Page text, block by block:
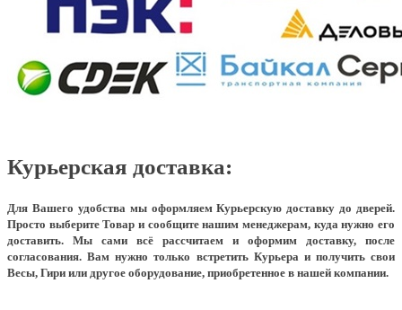
Курьерская доставка:
Для Вашего удобства мы оформляем Курьерскую доставку до дверей.
Просто выберите Товар и сообщите нашим менеджерам, куда нужно его
доставить. Мы сами всё рассчитаем и оформим доставку, после
согласования. Вам нужно только встретить Курьера и получить свои
Весы, Гири или другое оборудование, приобретенное в нашей компании.